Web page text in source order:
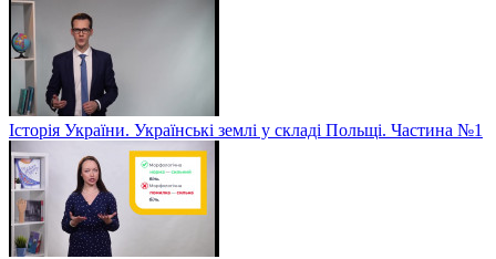
Історія України. Українські землі у складі Польщі. Частина №1